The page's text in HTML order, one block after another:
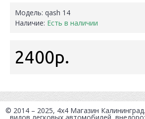
Модель: qash 14
Наличие: Есть в наличии
2400р.
© 2014 – 2025, 4x4 Магазин Калининград